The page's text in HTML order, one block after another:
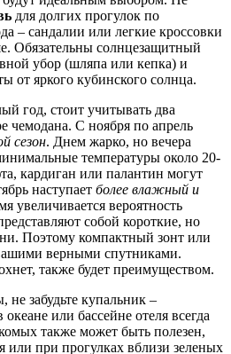
для долгих прогулок по
– сандалии или легкие кроссовки
Обязательны солнцезащитный
убор (шляпа или кепка) и
от яркого кубинского солнца.
год, стоит учитывать два
чемодана. С ноября по апрель
сезон. Днем жарко, но вечера
температуры около 20-
кардиган или палантин могут
наступает более влажный и
увеличивается вероятность
собой короткие, но
Поэтому компактный зонт или
верными спутниками.
также будет преимуществом.
забудьте купальник –
или бассейне отеля всегда
также может быть полезен,
или при прогулках вблизи зеленых